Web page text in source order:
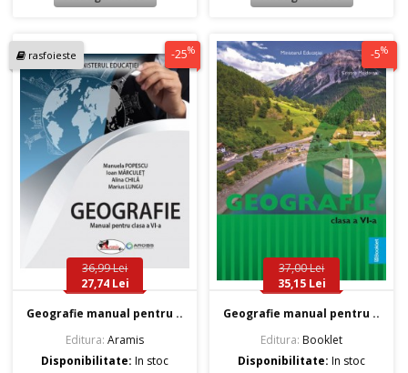
rasfoieste -25%
36,99 Lei
27,74 Lei
Geografie manual pentru ..
Editura: Aramis
Disponibilitate:In stoc
-5%
37,00 Lei
35,15 Lei
Geografie manual pentru ..
Editura: Booklet
Disponibilitate:In stoc